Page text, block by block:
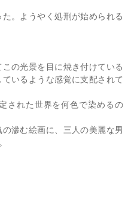
。ようやく処刑が始められる
の光景を目に焼き付けている
いるような感覚に支配されて
された世界を何色で染めるの
滲む絵画に、三人の美麗な男